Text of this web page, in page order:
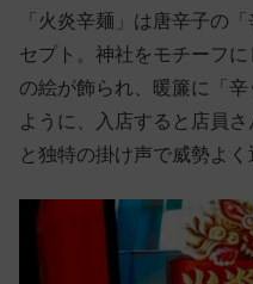
「火炎辛麺」は唐辛子の
セプト。神社をモチーフ
の絵が飾られ、暖簾に「
ように、入店すると店員さ
と独特の掛け声で威勢よく